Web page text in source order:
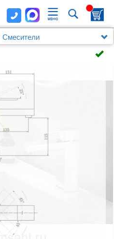
Смесители
AF8210 для раковины,